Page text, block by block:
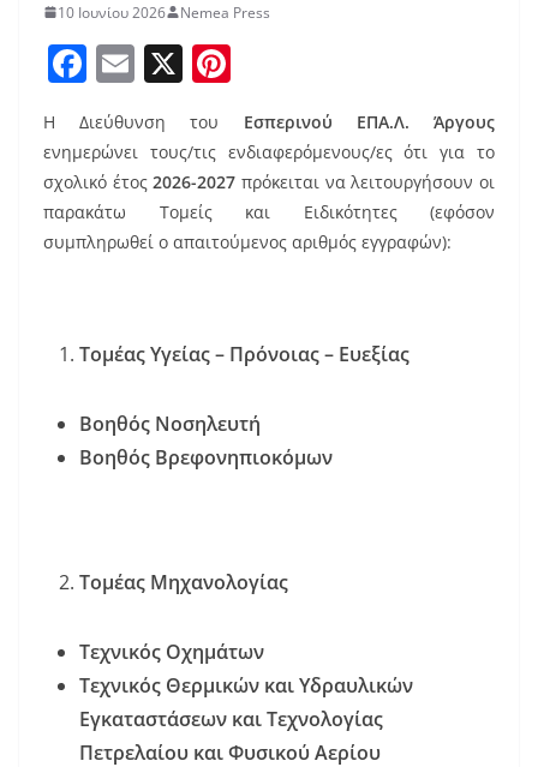
10 Ιουνίου 2026 Nemea Press
F
c
e
b
o
E
ai
l
X
er
e
st
Η Διεύθυνση του Εσπερινού ΕΠΑ.Λ. Άργους
ενημερώνει τους/τις ενδιαφερόμενους/ες ότι για το
σχολικό έτος2026-2027 πρόκειται να λειτουργήσουν οι
παρακάτω Τομείς και Ειδικότητες (εφόσον
συμπληρωθεί ο απαιτούμενος αριθμός εγγραφών):
Τομέας Υγείας – Πρόνοιας – Ευεξίας
Βοηθός Νοσηλευτή
Βοηθός Βρεφονηπιοκόμων
Τομέας Μηχανολογίας
Τεχνικός Οχημάτων
Τεχνικός Θερμικών και Υδραυλικών
Εγκαταστάσεων και Τεχνολογίας
Πετρελαίου και Φυσικού Αερίου